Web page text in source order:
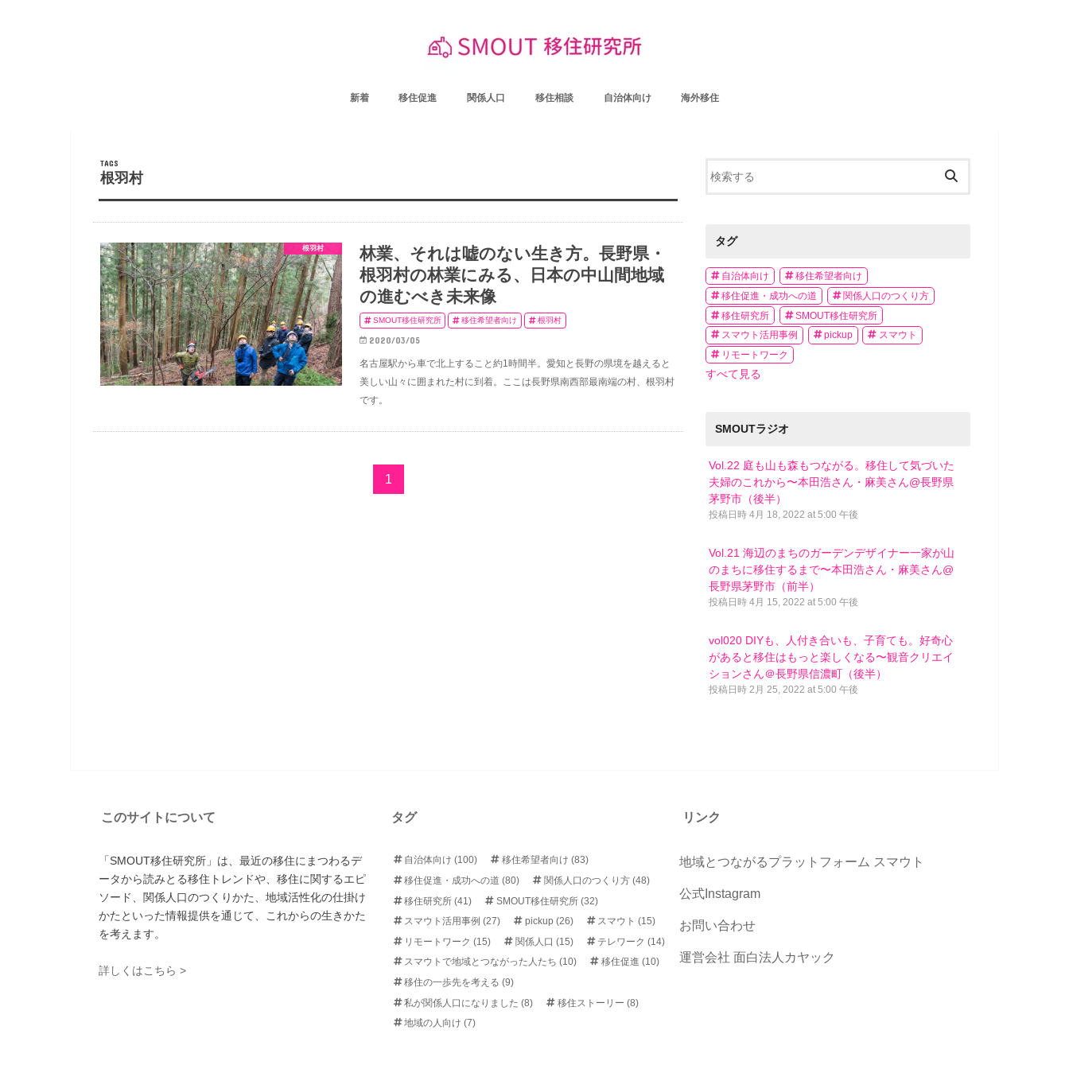
新着 移住促進 関係人口 移住相談 自治体向け 海外移住
根羽村
根羽村
林業、それは嘘のない生き方。長野県・
根羽村の林業にみる、日本の中山間地域
の進むべき未来像
SMOUT移住研究所 移住希望者向け 根羽村
2020/03/05
名古屋駅から車で北上すること約1時間半。愛知と長野の県境を越えると
美しい山々に囲まれた村に到着。ここは長野県南西部最南端の村、根羽村
です。
1
タグ
自治体向け
移住希望者向け
移住促進・成功への道
関係人口のつくり方
移住研究所
SMOUT移住研究所
スマウト活用事例
pickup
スマウト
リモートワーク
すべて見る
SMOUTラジオ
Vol.22 庭も山も森もつながる。移住して気づいた
夫婦のこれから〜本田浩さん・麻美さん@長野県
茅野市（後半）
投稿日時 4月 18, 2022 at 5:00 午後
Vol.21 海辺のまちのガーデンデザイナー一家が山
のまちに移住するまで〜本田浩さん・麻美さん@
長野県茅野市（前半）
投稿日時 4月 15, 2022 at 5:00 午後
vol020 DIYも、人付き合いも、子育ても。好奇心
があると移住はもっと楽しくなる〜観音クリエイ
ションさん＠長野県信濃町（後半）
投稿日時 2月 25, 2022 at 5:00 午後
このサイトについて
「SMOUT移住研究所」は、最近の移住にまつわるデ
ータから読みとる移住トレンドや、移住に関するエピ
ソード、関係人口のつくりかた、地域活性化の仕掛け
かたといった情報提供を通じて、これからの生きかた
を考えます。
詳しくはこちら >
タグ
自治体向け(100) 移住希望者向け (83)
移住促進・成功への道(80) 関係人口のつくり方 (48)
移住研究所(41) SMOUT移住研究所 (32)
スマウト活用事例(27) pickup (26) スマウト(15)
リモートワーク(15) 関係人口 (15) テレワーク(14)
スマウトで地域とつながった人たち(10) 移住促進 (10)
移住の一歩先を考える(9)
私が関係人口になりました(8) 移住ストーリー (8)
地域の人向け(7)
リンク
地域とつながるプラットフォーム スマウト
公式Instagram
お問い合わせ
運営会社 面白法人カヤック